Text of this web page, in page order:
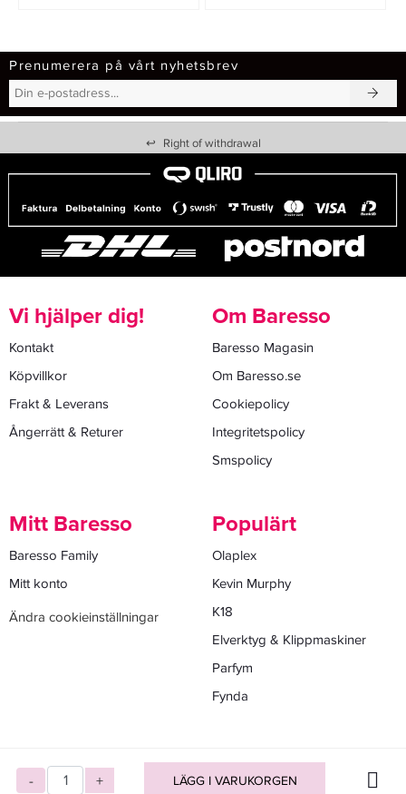
- + LÄGG I VARUKORGEN
Prenumerera på vårt nyhetsbrev
↩ Right of withdrawal
Vi hjälper dig!
Kontakt
Köpvillkor
Frakt & Leverans
Ångerrätt & Returer
Om Baresso
Baresso Magasin
Om Baresso.se
Cookiepolicy
Integritetspolicy
Smspolicy
Mitt Baresso
Baresso Family
Mitt konto
Ändra cookieinställningar
Populärt
Olaplex
Kevin Murphy
K18
Elverktyg & Klippmaskiner
Parfym
Fynda